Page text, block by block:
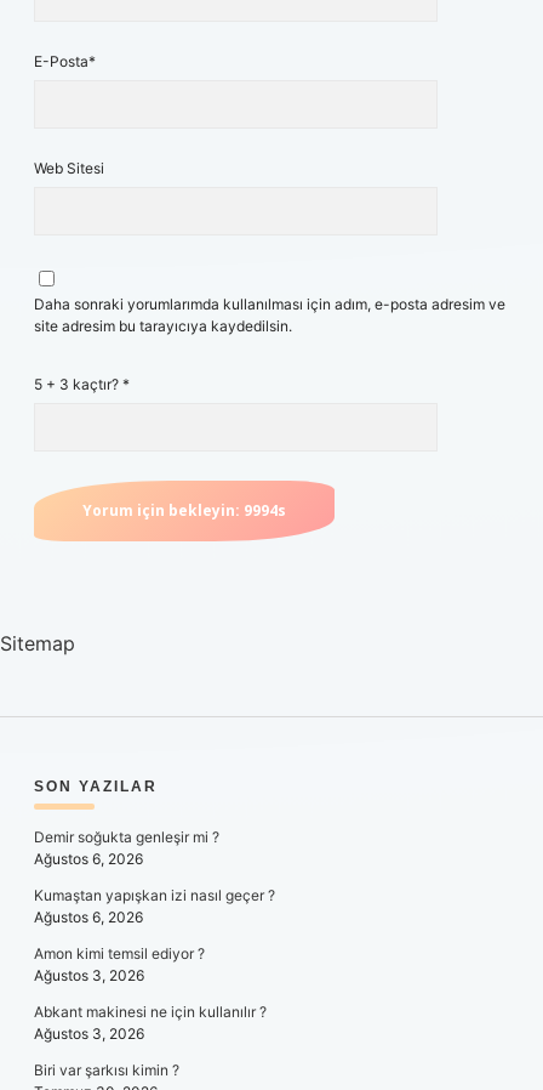
E-Posta*
Web Sitesi
Daha sonraki yorumlarımda kullanılması için adım, e-posta adresim ve
site adresim bu tarayıcıya kaydedilsin.
5 + 3 kaçtır? *
Sitemap
SIDEBAR
SON YAZILAR
Demir soğukta genleşir mi ?
Ağustos 6, 2026
Kumaştan yapışkan izi nasıl geçer ?
Ağustos 6, 2026
Amon kimi temsil ediyor ?
Ağustos 3, 2026
Abkant makinesi ne için kullanılır ?
Ağustos 3, 2026
Biri var şarkısı kimin ?